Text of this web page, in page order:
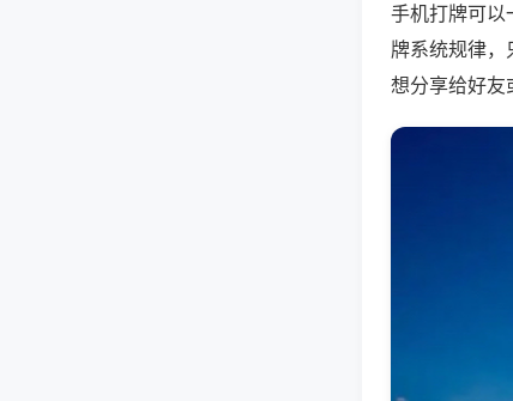
手机打牌可以
牌系统规律
想分享给好友